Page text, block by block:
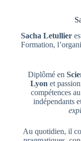
Sacha Letullier
Formation,
Diplômé en
Lyonet
compétences
indépendants
Au quotidien, il